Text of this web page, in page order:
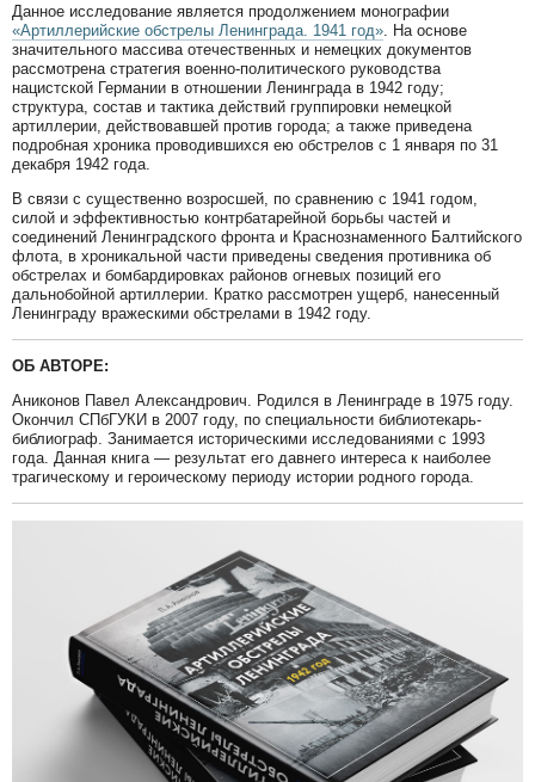
Данное исследование является продолжением монографии
«Артиллерийские обстрелы Ленинграда. 1941 год» . На основе
значительного массива отечественных и немецких документов
рассмотрена стратегия военно-политического руководства
нацистской Германии в отношении Ленинграда в 1942 году;
структура, состав и тактика действий группировки немецкой
артиллерии, действовавшей против города; а также приведена
подробная хроника проводившихся ею обстрелов с 1 января по 31
декабря 1942 года.
В связи с существенно возросшей, по сравнению с 1941 годом,
силой и эффективностью контрбатарейной борьбы частей и
соединений Ленинградского фронта и Краснознаменного Балтийского
флота, в хроникальной части приведены сведения противника об
обстрелах и бомбардировках районов огневых позиций его
дальнобойной артиллерии. Кратко рассмотрен ущерб, нанесенный
Ленинграду вражескими обстрелами в 1942 году.
ОБ АВТОРЕ:
Аниконов Павел Александрович. Родился в Ленинграде в 1975 году.
Окончил СПбГУКИ в 2007 году, по специальности библиотекарь-
библиограф. Занимается историческими исследованиями с 1993
года. Данная книга — результат его давнего интереса к наиболее
трагическому и героическому периоду истории родного города.